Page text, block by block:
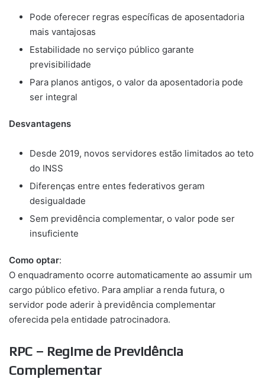
Pode oferecer regras específicas de aposentadoria
mais vantajosas
Estabilidade no serviço público garante
previsibilidade
Para planos antigos, o valor da aposentadoria pode
ser integral
Desvantagens
Desde 2019, novos servidores estão limitados ao teto
do INSS
Diferenças entre entes federativos geram
desigualdade
Sem previdência complementar, o valor pode ser
insuficiente
Como optar:
O enquadramento ocorre automaticamente ao assumir um
cargo público efetivo. Para ampliar a renda futura, o
servidor pode aderir à previdência complementar
oferecida pela entidade patrocinadora.
RPC – Regime de Previdência
Complementar